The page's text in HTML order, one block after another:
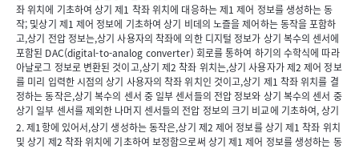
좌 위치에 기초하여 상기 제1 착좌 위치에 대응하는 제1 제어 정보를 생성하는 동
작; 및상기 제1 제어 정보에 기초하여 상기 비데의 노즐을 제어하는 동작을 포함하
고,상기 전압 정보는,상기 사용자의 착좌에 의한 디지털 정보가 상기 복수의 센서에
포함된 DAC(digital-to-analog converter) 회로를 통하여 하기의 수학식에 따라
아날로그 정보로 변환된 것이고,상기 제2 착좌 위치는,상기 사용자가 제2 제어 정보
를 미리 입력한 시점의 상기 사용자의 착좌 위치인 것이고,상기 제1 착좌 위치를 결
정하는 동작은,상기 복수의 센서 중 일부 센서들의 전압 정보와 상기 복수의 센서 중
상기 일부 센서를 제외한 나머지 센서들의 전압 정보의 크기 비교에 기초하여, 상기
제1 착좌 위치를 결정하는 동작을 포함하는, 제어 방법.[수학식](여기서, 은 상기 전
압 정보이고, 은 n번째 센서로부터 획득된 사용자의 착좌에 의한 디지털 정보이고,
2. 제1항에 있어서,상기 생성하는 동작은,상기 제2 제어 정보를 상기 제1 착좌 위치
및 상기 제2 착좌 위치에 기초하여 보정함으로써 상기 제1 제어 정보를 생성하는 동